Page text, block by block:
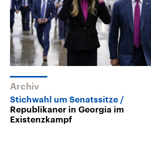
Archiv
Stichwahl um Senatssitze
Republikaner in Georgia im
Existenzkampf